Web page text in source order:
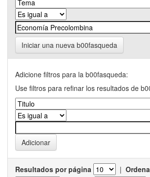
Iniciar una nueva b00fasqueda
Adicione filtros para la b00fasqueda:
Use filtros para refinar los resultados de
Resultados por página |